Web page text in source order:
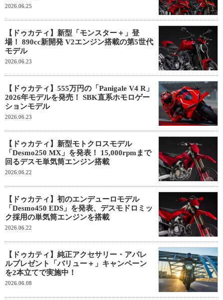
2026.06.25
【ドゥカティ】新型「モンスター＋」登
場！ 890cc新開発 V2エンジン搭載の第5世代
モデル
2026.06.23
【ドゥカティ】555万円の「Panigale V4 R」
2026年モデルを発売！ SBK直系ホモロゲー
ションモデル
2026.06.23
【ドゥカティ】新型モトクロスモデル
「Desmo250 MX」を発表！ 15,000rpmまで
回るデスモ単気筒エンジン搭載
2026.06.22
【ドゥカティ】初のエンデューロモデル
「Desmo450 EDS」を発表、デスモドロミッ
ク採用の単気筒エンジンを搭載
2026.06.22
【ドゥカティ】純正アクセサリー・アパレ
ルプレゼント「バリュー＋」キャンペーン
を2本立てで実施中！
2026.06.08